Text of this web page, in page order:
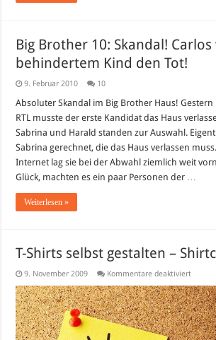
Big Brother 10: Skandal!
behindertem Kind den Tot!
9. Februar 2010 10
Absoluter Skandal im Big Brother Haus!
RTL musste der erste Kandidat das Haus
Sabrina und Harald standen zur Auswahl.
Sabrina gerechnet, die das Haus verlassen
Internet lag sie bei der Abwahl ziemlich weit
Glück, machten es ein paar Personen der …
Weiterlesen »
T-Shirts selbst gestalten –
9. November 2009 Kommentare deaktiviertfür
Shirts
selbst
–